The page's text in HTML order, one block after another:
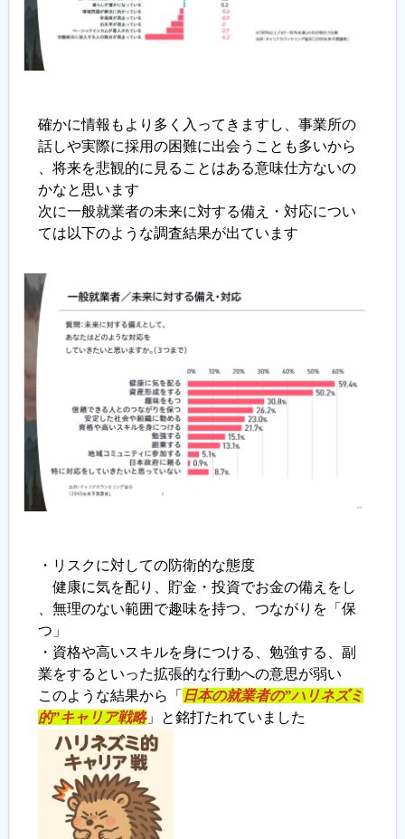
確かに情報もより多く入ってきますし、事業所の
話しや実際に採用の困難に出会うことも多いから
、将来を悲観的に見ることはある意味仕方ないの
かなと思います
次に一般就業者の未来に対する備え・対応につい
ては以下のような調査結果が出ています
・リスクに対しての防衛的な態度
健康に気を配り、貯金・投資でお金の備えをし
、無理のない範囲で趣味を持つ、つながりを「保
つ」
・資格や高いスキルを身につける、勉強する、副
業をするといった拡張的な行動への意思が弱い
このような結果から「 日本の就業者の”ハリネズミ
的”キャリア戦略」と銘打たれていました